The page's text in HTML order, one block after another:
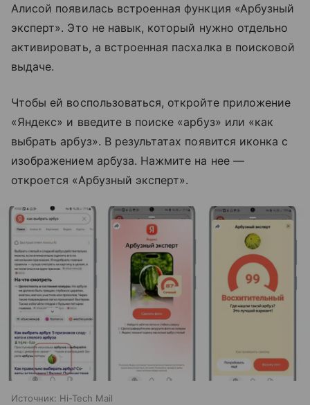
Алисой появилась встроенная функция «Арбузный
эксперт». Это не навык, который нужно отдельно
активировать, а встроенная пасхалка в поисковой
выдаче.
Чтобы ей воспользоваться, откройте приложение
«Яндекс» и введите в поиске «арбуз» или «как
выбрать арбуз». В результатах появится иконка с
изображением арбуза. Нажмите на нее —
откроется «Арбузный эксперт».
Источник: Hi-Tech Mail